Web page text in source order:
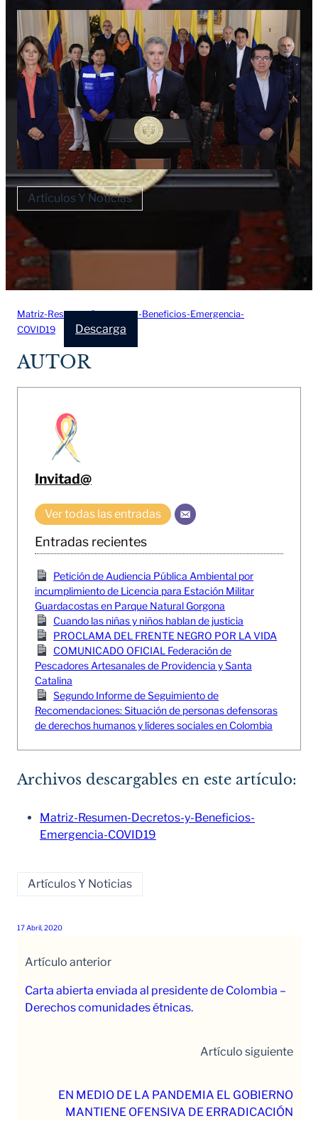
Artículos Y Noticias
Matriz-Resumen-Decretos-y-Beneficios-Emergencia-
COVID19
Descarga
AUTOR
Invitad@
Ver todas las entradas
Entradas recientes
Petición de Audiencia Pública Ambiental por
incumplimiento de Licencia para Estación Militar
Guardacostas en Parque Natural Gorgona
Cuando las niñas y niños hablan de justicia
PROCLAMA DEL FRENTE NEGRO POR LA VIDA
COMUNICADO OFICIAL Federación de
Pescadores Artesanales de Providencia y Santa
Catalina
Segundo Informe de Seguimiento de
Recomendaciones: Situación de personas defensoras
de derechos humanos y líderes sociales en Colombia
Archivos descargables en este artículo:
Matriz-Resumen-Decretos-y-Beneficios-
Emergencia-COVID19
Artículos Y Noticias
17 Abril, 2020
Artículo anterior
Carta abierta enviada al presidente de Colombia –
Derechos comunidades étnicas.
Artículo siguiente
EN MEDIO DE LA PANDEMIA EL GOBIERNO
MANTIENE OFENSIVA DE ERRADICACIÓN